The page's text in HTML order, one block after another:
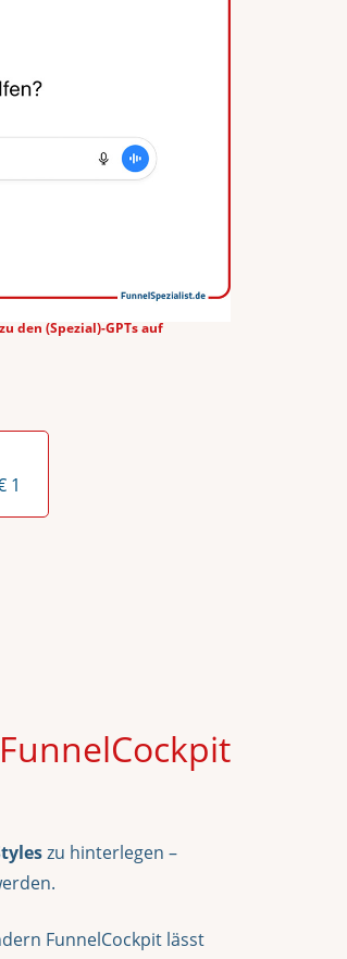
den (Spezial)-GPTs auf
1
zu hinterlegen –
FunnelCockpit lässt